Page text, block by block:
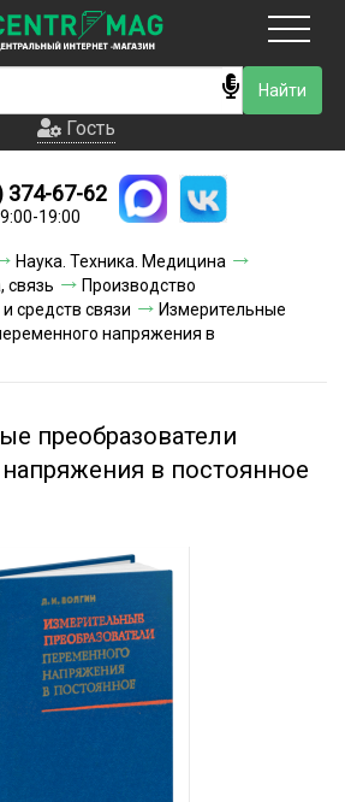
Гость
Новинки
Условия доставки
Условия оплаты
Гость
374-67-62
19:00
Наука. Техника. Медицина
связь
Производство
средств связи
Измерительные
напряжения в
преобразователи
в постоянное